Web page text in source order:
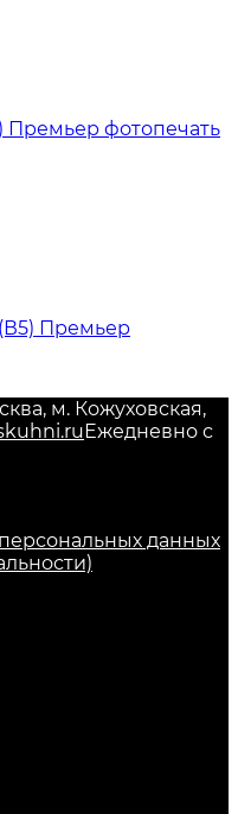
Премьер фотопечать
Премьер
м. Кожуховская,
Ежедневно с
данных